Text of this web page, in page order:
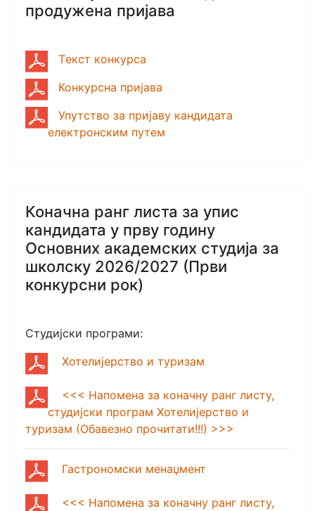
продужена пријава
Tекст конкурса
Конкурсна пријава
Упутство за пријаву кандидата
електронским путем
Коначна ранг листа за упис
кандидата у прву годину
Основних академских студија за
школску 2026/2027 (Први
конкурсни рок)
Студијски програми:
Хотелијерство и туризам
<<< Напомена за коначну ранг листу,
студијски програм Хотелијерство и
туризам (Обавезно прочитати!!!) >>>
Гастрономски менаџмент
<<< Напомена за коначну ранг листу,